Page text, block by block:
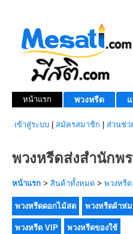
หน้าแรก พวงหรีด
เข้าสู่ระบบ สมัครสมาชิก ส่วนช่ว
พวงหรีดส่งสำนักพ
หน้าแรก > สินค้าทั้งหมด > พวงหรีด
พวงหรีดดอกไม้สด พวงหรีดผ้าห่ม
พวงหรีด VIP พวงหรีดของใช้